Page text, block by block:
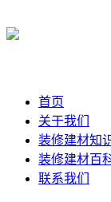
首页
关于我们
装修建材知
装修建材百
联系我们